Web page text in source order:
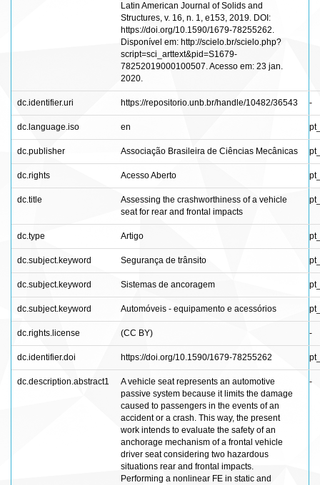
Latin American Journal of Solids and
Structures, v. 16, n. 1, e153, 2019. DOI:
https://doi.org/10.1590/1679-78255262.
Disponível em: http://scielo.br/scielo.php?
script=sci_arttext&pid=S1679-
78252019000100507. Acesso em: 23 jan.
2020.
dc.identifier.uri https://repositorio.unb.br/handle/10482/36543 -
dc.language.iso en
dc.publisher Associação Brasileira de Ciências Mecânicas
dc.rights Acesso Aberto
dc.title
Assessing the crashworthiness of a vehicle
seat for rear and frontal impacts
dc.type Artigo
dc.subject.keyword Segurança de trânsito
dc.subject.keyword Sistemas de ancoragem
dc.subject.keyword Automóveis - equipamento e acessórios
dc.rights.license (CC BY) -
dc.identifier.doi https://doi.org/10.1590/1679-78255262
dc.description.abstract1
A vehicle seat represents an automotive
passive system because it limits the damage
caused to passengers in the events of an
accident or a crash. This way, the present
work intends to evaluate the safety of an
anchorage mechanism of a frontal vehicle
driver seat considering two hazardous
situations rear and frontal impacts.
Performing a nonlinear FE in static and
-